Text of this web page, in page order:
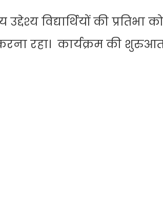
विद्यार्थियों की
रहा। कार्यक्रम की शुरुआत